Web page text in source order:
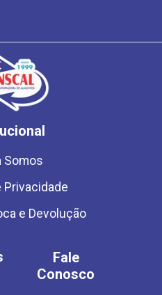
Somos
Privacidade
e Devolução
Fale
Conosco